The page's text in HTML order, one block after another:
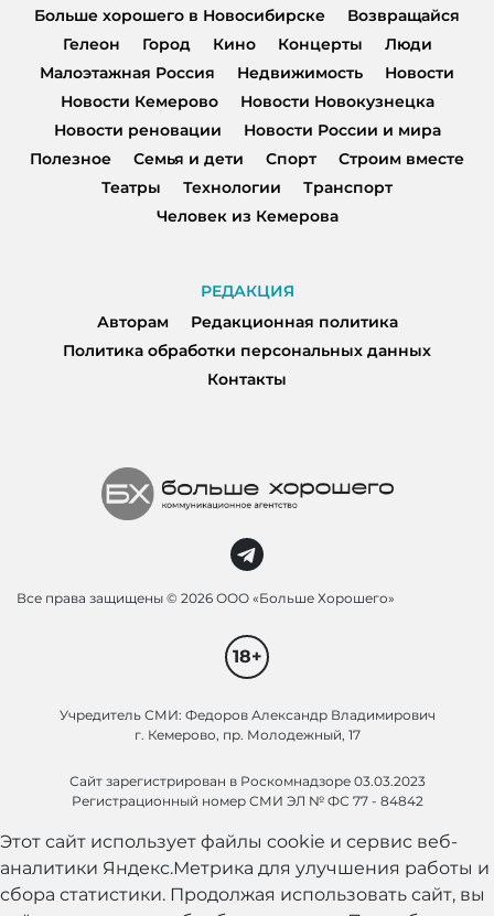
Больше хорошего в Новосибирске
Возвращайся
Гелеон
Город Кино Концерты
Люди
Малоэтажная Россия
Недвижимость
Новости
Новости Кемерово
Новости Новокузнецка
Новости реновации
Новости России и мира
Полезное
Семья и дети Спорт
Строим вместе
Театры
Технологии
Транспорт
Человек из Кемерова
РЕДАКЦИЯ
Авторам
Редакционная политика
Политика обработки персональных данных
Контакты
Все права защищены © 2026 ООО «Больше Хорошего»
18+
Учредитель СМИ: Федоров Александр Владимирович
г. Кемерово, пр. Молодежный, 17
Сайт зарегистрирован в Роскомнадзоре 03.03.2023
Регистрационный номер СМИ ЭЛ № ФС 77 - 84842
Этот сайт использует файлы cookie и сервис веб-
аналитики Яндекс.Метрика для улучшения работы и
сбора статистики. Продолжая использовать сайт, вы